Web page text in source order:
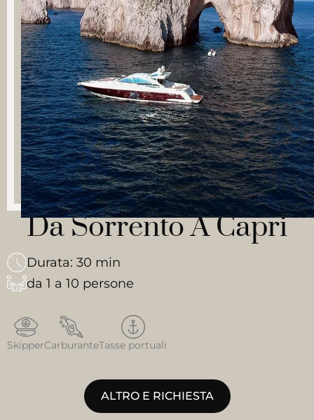
Da Sorrento A Capri
Durata: 30 min
da 1 a 10 persone
SkipperCarburanteTasse portuali
ALTRO E RICHIESTA